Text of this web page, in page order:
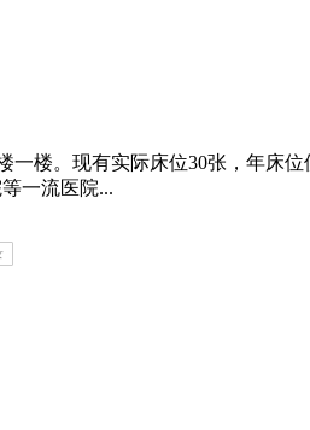
楼。现有实际床位30张，年床
一流医院...